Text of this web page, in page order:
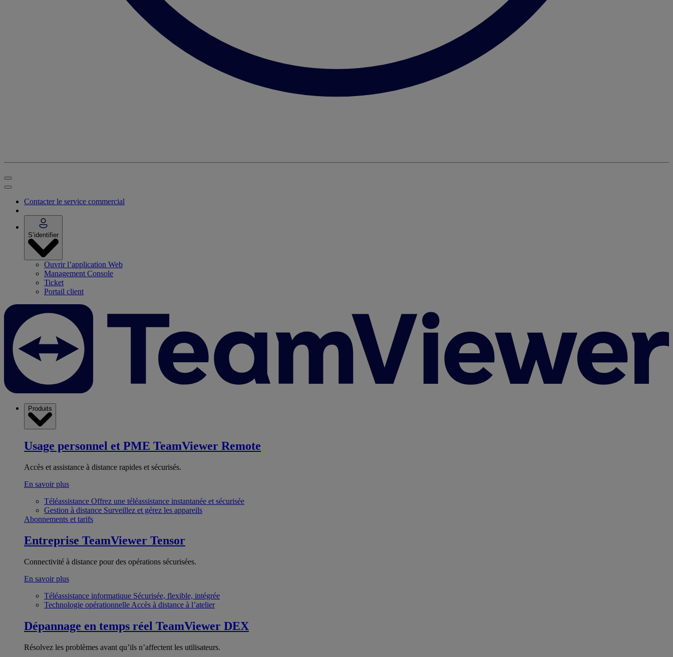
Contacter le service commercial
S’identifier
Ouvrir l’application Web
Management Console
Ticket
Portail client
Produits
Usage personnel et PME TeamViewer Remote
Accès et assistance à distance rapides et sécurisés.
En savoir plus
Téléassistance Offrez une téléassistance instantanée et sécurisée
Gestion à distance Surveillez et gérez les appareils
Abonnements et tarifs
Entreprise TeamViewer Tensor
Connectivité à distance pour des opérations sécurisées.
En savoir plus
Téléassistance informatique Sécurisée, flexible, intégrée
Technologie opérationnelle Accès à distance à l’atelier
Dépannage en temps réel TeamViewer DEX
Résolvez les problèmes avant qu’ils n’affectent les utilisateurs.